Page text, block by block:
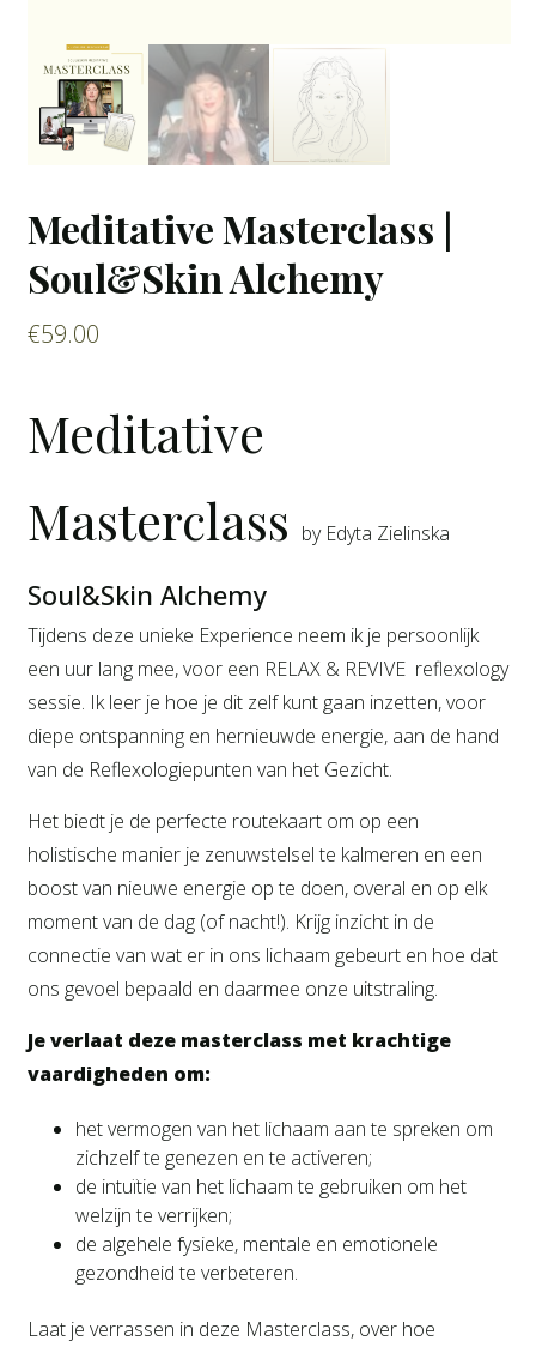
Meditative Masterclass |
Soul&Skin Alchemy
€59.00
Meditative
Masterclass by Edyta Zielinska
Soul&Skin Alchemy
Tijdens deze unieke Experience neem ik je persoonlijk
een uur lang mee, voor een RELAX & REVIVE reflexology
sessie. Ik leer je hoe je dit zelf kunt gaan inzetten, voor
diepe ontspanning en hernieuwde energie, aan de hand
van de Reflexologiepunten van het Gezicht.
Het biedt je de perfecte routekaart om op een
holistische manier je zenuwstelsel te kalmeren en een
boost van nieuwe energie op te doen, overal en op elk
moment van de dag (of nacht!). Krijg inzicht in de
connectie van wat er in ons lichaam gebeurt en hoe dat
ons gevoel bepaald en daarmee onze uitstraling.
Je verlaat deze masterclass met krachtige
vaardigheden om:
het vermogen van het lichaam aan te spreken om
zichzelf te genezen en te activeren;
de intuïtie van het lichaam te gebruiken om het
welzijn te verrijken;
de algehele fysieke, mentale en emotionele
gezondheid te verbeteren.
Laat je verrassen in deze Masterclass, over hoe